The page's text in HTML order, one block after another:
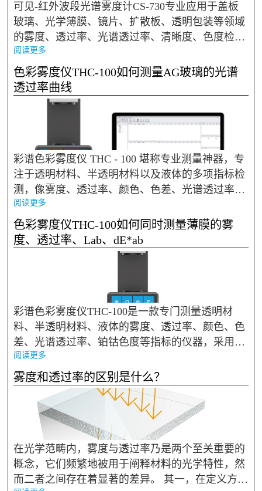
可见-红外波段光谱雾度计CS-730专业应用于盖板
玻璃、光学薄膜、镜片、扩散板、透明包装等领域
的雾度、透过率、光谱透过率、清晰度、色度检测,
其波长范围400-1100nm，1nm超高分辨率,可精准测
量光谱数据。140mm超宽样品池设计，方便放置不
同规格样品。7英寸触摸显...
阅读更多
色彩雾度仪THC-100如何测量AG玻璃的光谱
透过率曲线
彩谱色彩雾度仪 THC - 100 堪称专业测量神器，专
注于透明材料、半透明材料以及液体的多项指标检
测，像雾度、透过率、颜色、色差、光谱透过率、
铂钴色度等都能精准测量。其独特的全光谱 LED
光源与光谱传感器设计，使其性能卓越。具备 21
毫米和 7 毫米两种...
阅读更多
色彩雾度仪THC-100如何同时测量薄膜的雾
度、透过率、Lab、dE*ab
彩谱色彩雾度仪THC-100是一款专门测量透明材
料、半透明材料、液体的雾度、透过率、颜色、色
差、光谱透过率、铂钴色度等指标的仪器，采用全
光谱LED光源和光谱传感器设计，拥有21mm和7m
m两种测试口径，操作简单，快速显示测量结果，
单机可海量存储数据，可连接电脑软件打印...
阅读更多
雾度和透过率的区别是什么？
在光学范畴内，雾度与透过率乃是两个至关重要的
概念，它们频繁地被用于阐释材料的光学特性，然
而二者之间存在着显著的差异。 其一，在定义方面